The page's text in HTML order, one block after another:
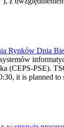
Rynków Dnia
(CEPS-PSE).
it is planned to